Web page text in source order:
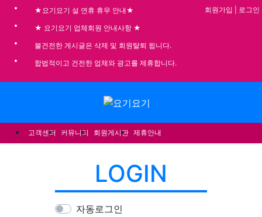
★요기요기 설 연휴 휴무 안내★
★ 요기요기 업체회원 안내사항 ★
불건전한 게시글은 삭제 및 회원탈퇴 됩니다.
합법적이고 건전한 업체와 광고를 제휴합니다.
회원가입 로그인
고객센터 커뮤니티 회원게시판 제휴안내
LOGIN
자동로그인